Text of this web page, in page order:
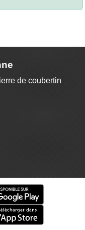
de coubertin